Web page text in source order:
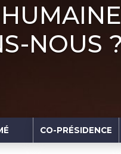
NOUS
CO-PRÉSIDENCE